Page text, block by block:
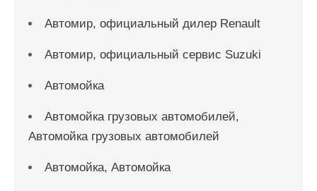
Автомир, официальный дилер Renault
Автомир, официальный сервис Suzuki
Автомойка
Автомойка грузовых автомобилей,
Автомойка грузовых автомобилей
Автомойка, Автомойка